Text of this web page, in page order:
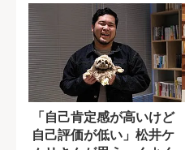
「自己肯定感が高いけど
自己評価が低い」松井ケ